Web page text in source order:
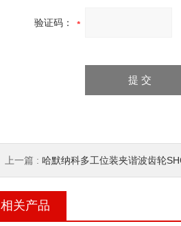
验证码：
上一篇 : 哈默纳科多工位装夹谐波齿轮SHG-
相关产品